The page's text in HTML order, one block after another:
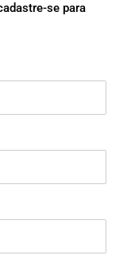
se para